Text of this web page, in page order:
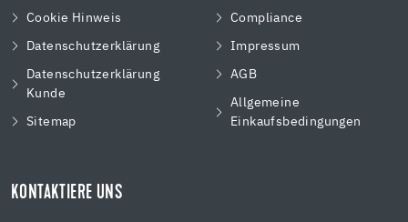
Cookie Hinweis
Datenschutzerklärung
Datenschutzerklärung
Kunde
Sitemap
Compliance
Impressum
AGB
Allgemeine
Einkaufsbedingungen
KONTAKTIERE UNS